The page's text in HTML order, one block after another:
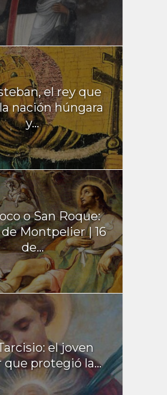
el rey que
nación húngara
y...
o San Roque:
Montpelier | 16
de...
el joven
protegió la...